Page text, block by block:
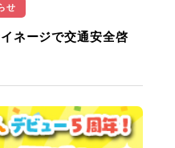
せ
ネージで交通安全啓